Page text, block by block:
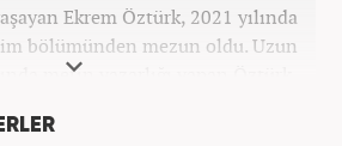
Ekrem Öztürk, 2021 yılında
bölümünden mezun oldu. Uzun
metin yazarlığı yapan Öztürk,
"Muhabir - Editör" olarak görev
günümüz insan ilişkilerinde